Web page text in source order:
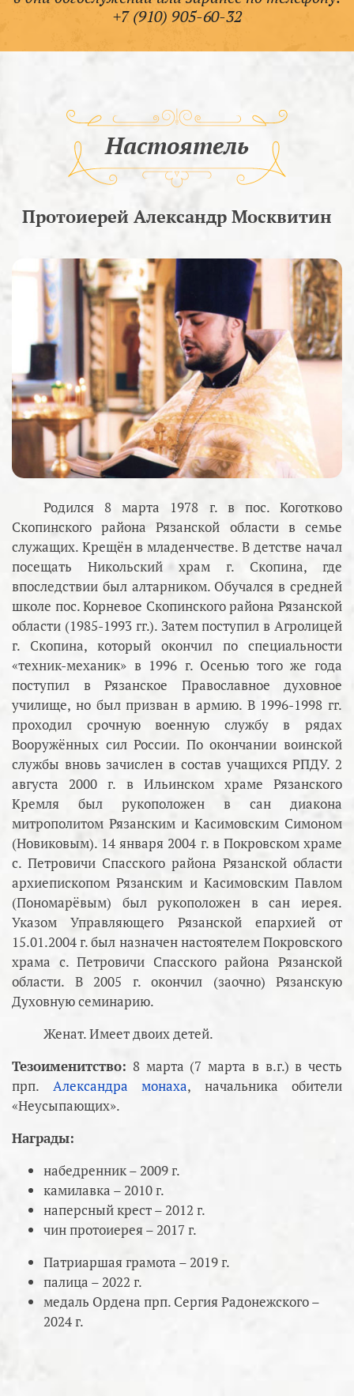
+7 (910) 905-60-32
Настоятель
Протоиерей Александр Москвитин
Родился 8 марта 1978 г. в пос. Коготково
Скопинского района Рязанской области в семье
служащих. Крещён в младенчестве. В детстве начал
посещать Никольский храм г. Скопина, где
впоследствии был алтарником. Обучался в средней
школе пос. Корневое Скопинского района Рязанской
области (1985-1993 гг.). Затем поступил в Агролицей
г. Скопина, который окончил по специальности
«техник-механик» в 1996 г. Осенью того же года
поступил в Рязанское Православное духовное
училище, но был призван в армию. В 1996-1998 гг.
проходил срочную военную службу в рядах
Вооружённых сил России. По окончании воинской
службы вновь зачислен в состав учащихся РПДУ. 2
августа 2000 г. в Ильинском храме Рязанского
Кремля был рукоположен в сан диакона
митрополитом Рязанским и Касимовским Симоном
(Новиковым). 14 января 2004 г. в Покровском храме
с. Петровичи Спасского района Рязанской области
архиепископом Рязанским и Касимовским Павлом
(Пономарёвым) был рукоположен в сан иерея.
Указом Управляющего Рязанской епархией от
15.01.2004 г. был назначен настоятелем Покровского
храма с. Петровичи Спасского района Рязанской
области. В 2005 г. окончил (заочно) Рязанскую
Духовную семинарию.
Женат. Имеет двоих детей.
Тезоименитство: 8 марта (7 марта в в.г.) в честь
прп. Александра монаха, начальника обители
«Неусыпающих».
Награды:
набедренник – 2009 г.
камилавка – 2010 г.
наперсный крест – 2012 г.
чин протоиерея – 2017 г.
Патриаршая грамота – 2019 г.
палица – 2022 г.
медаль Ордена прп. Сергия Радонежского –
2024 г.